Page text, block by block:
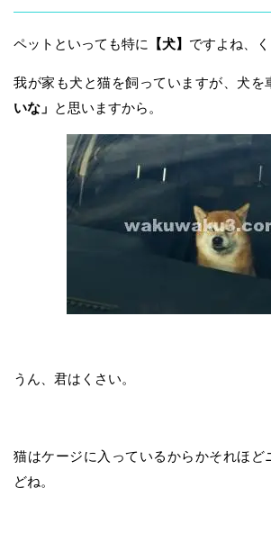
ペットといっても特に 【犬】 ですよね、く
我が家も犬と猫を飼っていますが、犬を
いな」 と思いますから。
うん、君はくさい。
猫はケージに入っているからかそれほど
どね。